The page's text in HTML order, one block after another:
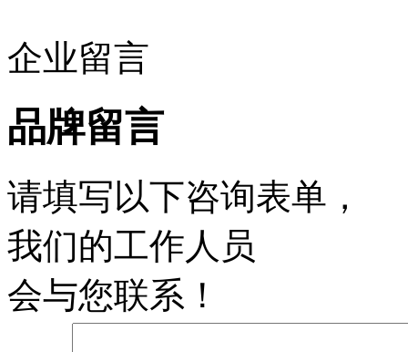
企业留言
品牌留言
请填写以下咨询表单，
我们的工作人员
会与您联系！